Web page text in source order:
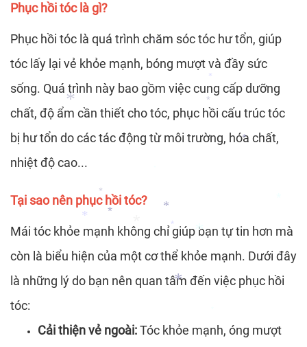
*
*
*
*
*
*
*
Phục hồi tóc là gì?
Phục hồi tóc là quá trình chăm sóc tóc hư tổn, giúp
tóc lấy lại vẻ khỏe mạnh, bóng mượt và đầy sức
sống. Quá trình này bao gồm việc cung cấp dưỡng
chất, độ ẩm cần thiết cho tóc, phục hồi cấu trúc tóc
bị hư tổn do các tác động từ môi trường, hóa chất,
nhiệt độ cao...
Tại sao nên phục hồi tóc?
Mái tóc khỏe mạnh không chỉ giúp bạn tự tin hơn mà
còn là biểu hiện của một cơ thể khỏe mạnh. Dưới đây
là những lý do bạn nên quan tâm đến việc phục hồi
tóc:
Cải thiện vẻ ngoài:Tóc khỏe mạnh, óng mượt